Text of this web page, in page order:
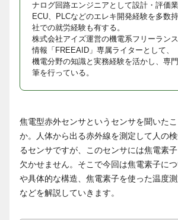
ナログ回路エンジニアとして設計・評価業
ECU、PLCなどのエレキ開発経験を多数
社での就労経験も有する。
株式会社アイズ運営の機電系フリーラン
情報「FREEAID」専属ライターとして、
機電分野の知識と実務経験を活かし、専
筆を行っている。
焦電型赤外センサというセンサを聞いた
か。人体から出る赤外線を測定して人の
るセンサですが、このセンサには焦電素
欠かせません。そこで今回は焦電素子に
や具体的な構造、焦電素子を使った温度
などを解説していきます。